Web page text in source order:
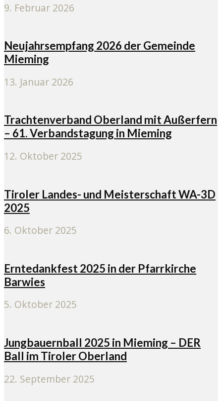
9. Februar 2026
Neujahrsempfang 2026 der Gemeinde
Mieming
13. Januar 2026
Trachtenverband Oberland mit Außerfern
– 61. Verbandstagung in Mieming
12. Oktober 2025
Tiroler Landes- und Meisterschaft WA-3D
2025
6. Oktober 2025
Erntedankfest 2025 in der Pfarrkirche
Barwies
5. Oktober 2025
Jungbauernball 2025 in Mieming – DER
Ball im Tiroler Oberland
22. September 2025